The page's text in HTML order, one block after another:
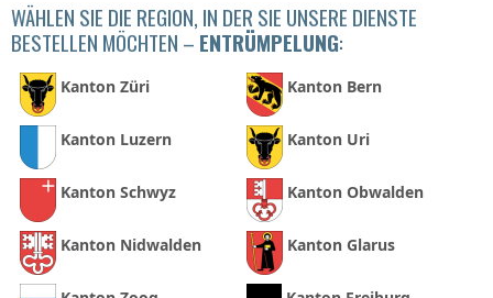
WÄHLEN SIE DIE REGION, IN DER SIE UNSERE DIENSTE
BESTELLEN MÖCHTEN – ENTRÜMPELUNG:
Kanton Züri Kanton Bern
Kanton Luzern Kanton Uri
Kanton Schwyz Kanton Obwalden
Kanton Nidwalden Kanton Glarus